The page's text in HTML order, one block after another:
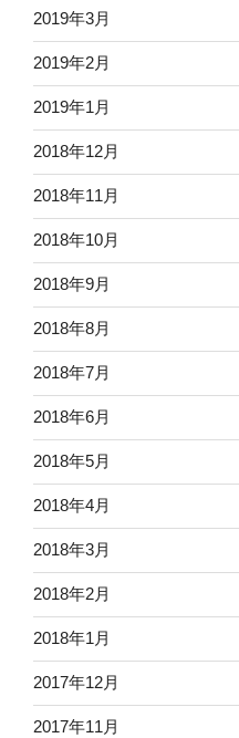
2019年3月
2019年2月
2019年1月
2018年12月
2018年11月
2018年10月
2018年9月
2018年8月
2018年7月
2018年6月
2018年5月
2018年4月
2018年3月
2018年2月
2018年1月
2017年12月
2017年11月